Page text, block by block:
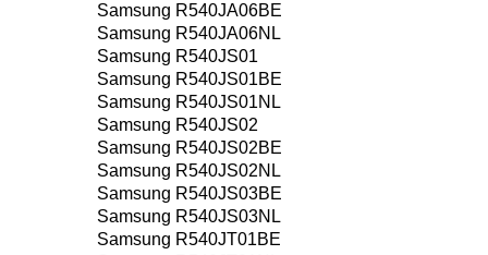
Samsung R540JA06BE
Samsung R540JA06NL
Samsung R540JS01
Samsung R540JS01BE
Samsung R540JS01NL
Samsung R540JS02
Samsung R540JS02BE
Samsung R540JS02NL
Samsung R540JS03BE
Samsung R540JS03NL
Samsung R540JT01BE